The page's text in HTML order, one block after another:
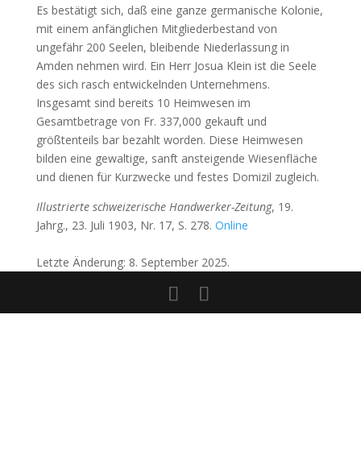
Es bestätigt sich, daß eine ganze germanische Kolonie,
mit einem anfänglichen Mitgliederbestand von
ungefähr 200 Seelen, bleibende Niederlassung in
Amden nehmen wird. Ein Herr Josua Klein ist die Seele
des sich rasch entwickelnden Unternehmens.
Insgesamt sind bereits 10 Heimwesen im
Gesamtbetrage von Fr. 337,000 gekauft und
größtenteils bar bezahlt worden. Diese Heimwesen
bilden eine gewaltige, sanft ansteigende Wiesenfläche
und dienen für Kurzwecke und festes Domizil zugleich.
Illustrierte schweizerische Handwerker-Zeitung, 19.
Jahrg., 23. Juli 1903, Nr. 17, S. 278. Online
Letzte Änderung: 8. September 2025.